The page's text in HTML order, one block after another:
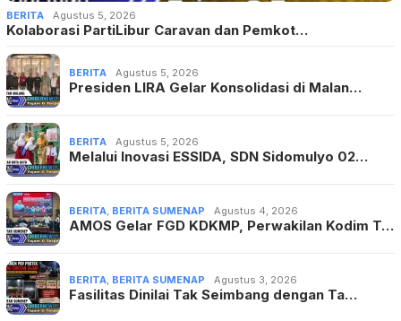
BERITA Agustus 5, 2026
Kolaborasi PartiLibur Caravan dan Pemkot…
BERITA Agustus 5, 2026
Presiden LIRA Gelar Konsolidasi di Malan…
BERITA Agustus 5, 2026
Melalui Inovasi ESSIDA, SDN Sidomulyo 02…
BERITA, BERITA SUMENAP Agustus 4, 2026
AMOS Gelar FGD KDKMP, Perwakilan Kodim T…
BERITA, BERITA SUMENAP Agustus 3, 2026
Fasilitas Dinilai Tak Seimbang dengan Ta…